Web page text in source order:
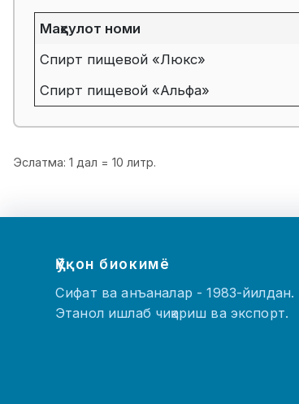
Маҳсулот номи
Спирт пищевой «Люкс»
Спирт пищевой «Альфа»
Эслатма: 1 дал = 10 литр.
Қўқон биокимё
Сифат ва анъаналар - 1983-йилдан.
Этанол ишлаб чиқариш ва экспорт.